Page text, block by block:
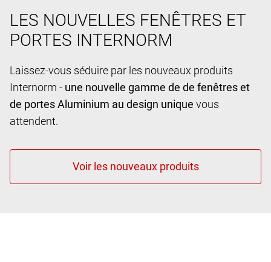
LES NOUVELLES FENÊTRES ET
PORTES INTERNORM
Laissez-vous séduire par les nouveaux produits
Internorm - une nouvelle gamme de de fenêtres et
de portes Aluminium au design unique vous
attendent.